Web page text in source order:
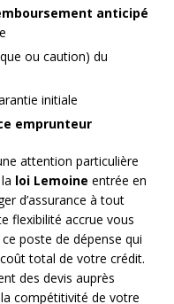
anticipé
ou caution) du
initiale
emprunteur
attention particulière
loi Lemoine entrée en
d’assurance à tout
flexibilité accrue vous
poste de dépense qui
total de votre crédit.
des devis auprès
compétitivité de votre